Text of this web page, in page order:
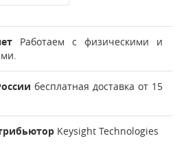
Работаем с физическими и
бесплатная доставка от 15
Keysight Technologies